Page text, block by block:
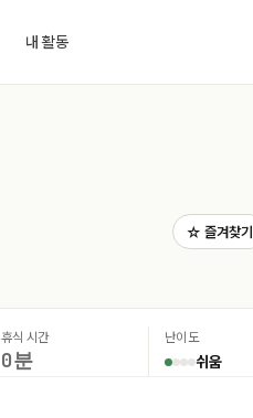
내 활동
☆ 즐겨찾기
휴식 시간
0분
난이도
쉬움